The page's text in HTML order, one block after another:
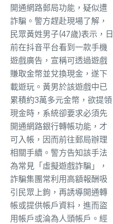
開通網路郵局功能，疑似遭
詐騙。警方趕赴現場了解，
民眾黃姓男子(47歲)表示，日
前在抖音平台看到一款手機
遊戲廣告，宣稱可透過遊戲
賺取金幣並兌換現金，遂下
載遊玩。黃男於該遊戲中已
累積約3萬多元金幣，欲提領
現金時，系統卻要求必須先
開通網路銀行轉帳功能，才
可入帳，因而前往郵局辦理
相關手續。警方告知該手法
為常見「虛擬遊戲詐騙」，
詐騙集團常利用高額報酬吸
引民眾上鉤，再誘導開通轉
帳或提供帳戶資料，進而盜
用帳戶或淪為人頭帳戶。經